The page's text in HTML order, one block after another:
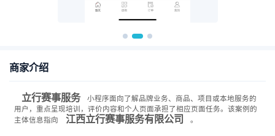
商家介绍
立行赛事服务
小程序面向了解品牌业务、商品、项目或本地服务的
用户，重点呈现培训，评价内容和个人页面承担了相应页面任务。该案例的
主体信息指向
江西立行赛事服务有限公司 。